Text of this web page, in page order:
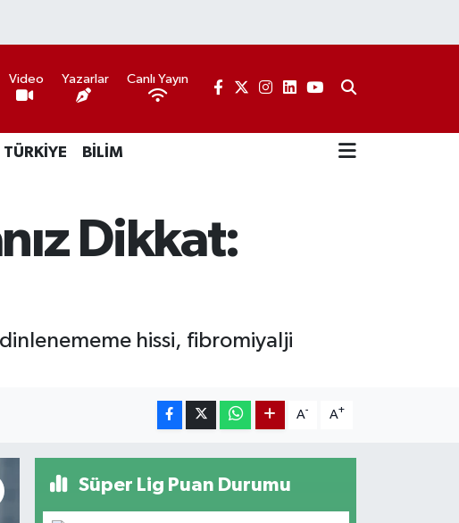
Video Yazarlar Canlı Yayın
TÜRKİYE BİLİM
Dikkat:
hissi, fibromiyalji
A- A+
Süper Lig Puan Durumu